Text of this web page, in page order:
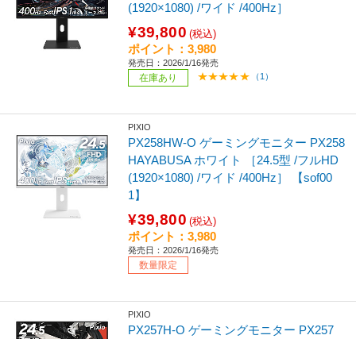
(1920×1080) /ワイド /400Hz］
¥39,800 (税込)
ポイント：3,980
発売日：2026/1/16発売
在庫あり （1）
PIXIO
PX258HW-O ゲーミングモニター PX258
HAYABUSA ホワイト ［24.5型 /フルHD
(1920×1080) /ワイド /400Hz］ 【sof00
1】
¥39,800 (税込)
ポイント：3,980
発売日：2026/1/16発売
数量限定
PIXIO
PX257H-O ゲーミングモニター PX257